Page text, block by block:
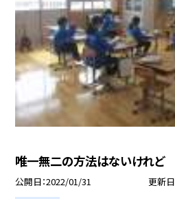
唯一無二の方法はないけれど
公開日 2022/01/31 更新日